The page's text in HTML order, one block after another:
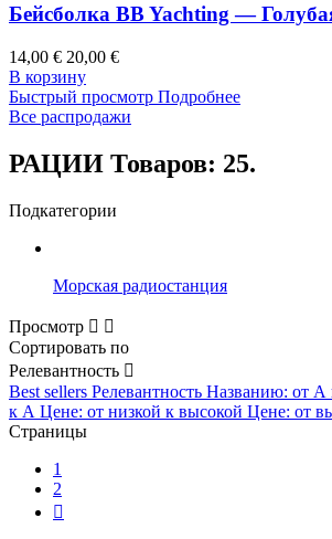
Бейсболка BB Yachting —
14,00 € 20,00 €
В корзину
Быстрый просмотр Подробнее
Все распродажи
РАЦИИ Товаров: 25.
Подкатегории
Морская радиостанция
Просмотр  
Сортировать по
Релевантность 
Best sellers Релевантность Названию: от А
к А Цене: от низкой к высокой Цене: от
Страницы
1
2
